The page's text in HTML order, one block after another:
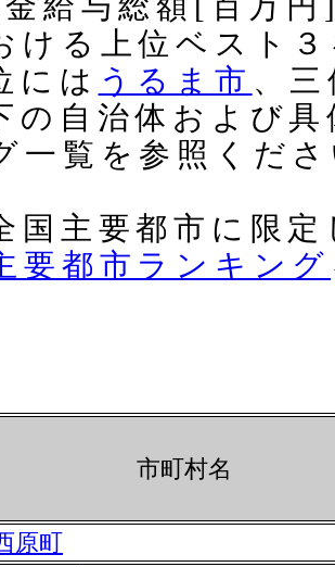
ける上位ベスト
には うるま市 、
の自治体および
一覧を参照くだ
国主要都市に限
要都市ランキング
市町村名
原町